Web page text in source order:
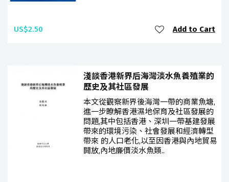
US$2.50 Add to Cart
淺談香港新界后海灣淡水魚養殖業的
歷史及其社區發展
本文從觀察新界後海灣一帶的商業魚塘,
進一步瞭解香港濕地保育及社區發展的
問題,其中包括香港、深圳一帶基建發展
帶來的環境污染、社會發展和經濟轉型
帶來 的人口老化,以至因香港與內地貿易
開放,內地廉價淡水魚類..